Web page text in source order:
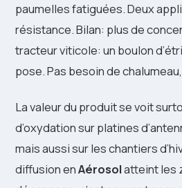
paumelles fatiguées. Deux
résistance. Bilan: plus de
tracteur viticole: un boulon
pose. Pas besoin de
La valeur du produit se voit
d’oxydation sur platines
mais aussi sur les chantiers
diffusion enAérosolatteint les